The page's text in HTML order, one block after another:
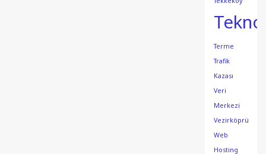
Terme
Trafik
Kazası
Veri
Merkezi
Vezirköprü
Web
Hosting